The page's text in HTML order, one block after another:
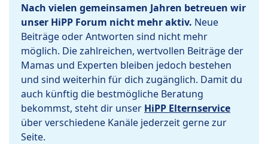
Nach vielen gemeinsamen Jahren betreuen wir
unser HiPP Forum nicht mehr aktiv. Neue
Beiträge oder Antworten sind nicht mehr
möglich. Die zahlreichen, wertvollen Beiträge der
Mamas und Experten bleiben jedoch bestehen
und sind weiterhin für dich zugänglich. Damit du
auch künftig die bestmögliche Beratung
bekommst, steht dir unser HiPP Elternservice
über verschiedene Kanäle jederzeit gerne zur
Seite.